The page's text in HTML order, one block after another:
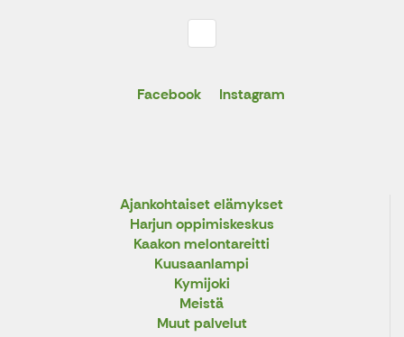
Facebook Instagram
Ajankohtaiset elämykset
Harjun oppimiskeskus
Kaakon melontareitti
Kuusaanlampi
Kymijoki
Meistä
Muut palvelut